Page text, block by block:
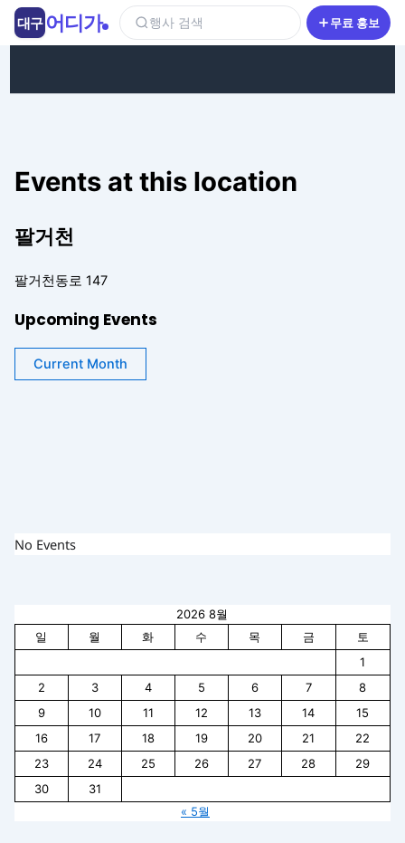
콘텐츠로 건너뛰기
Events at this location
팔거천
팔거천동로 147
Upcoming Events
Current Month
No Events
2026 8월
일
월 화 수 목 금
토
1
2
3 4 5 6 7
8
9
10 11 12 13 14
15
16
17 18 19 20 21
22
23
24 25 26 27 28
29
30
31
« 5월
대구 어디가 행사 검색 무료 홍보